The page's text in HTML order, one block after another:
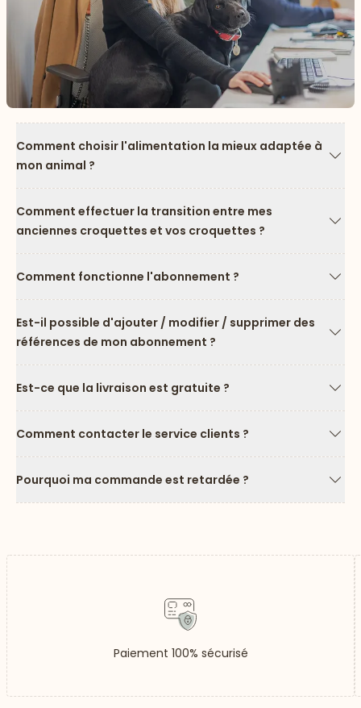
Comment choisir l'alimentation la mieux adaptée à
mon animal ?
Comment effectuer la transition entre mes
anciennes croquettes et vos croquettes ?
Comment fonctionne l'abonnement ?
Est-il possible d'ajouter / modifier / supprimer des
références de mon abonnement ?
Est-ce que la livraison est gratuite ?
Comment contacter le service clients ?
Pourquoi ma commande est retardée ?
Paiement 100% sécurisé